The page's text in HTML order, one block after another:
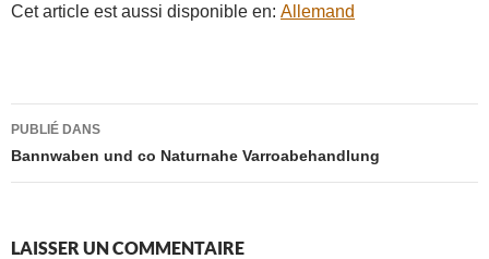
Cet article est aussi disponible en: Allemand
Navigation
des
PUBLIÉ DANS
Bannwaben und co Naturnahe Varroabehandlung
LAISSER UN COMMENTAIRE